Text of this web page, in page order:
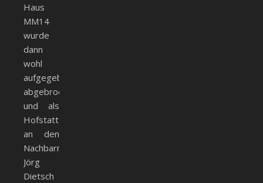
Haus
MM14
wurde
dann
wohl
aufgegeben,
abgebrochen
und als
Hofstatt
an den
Nachbarn
Jörg
Dietsch